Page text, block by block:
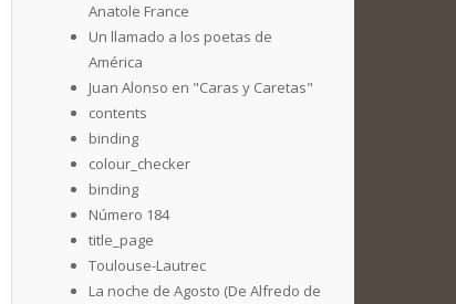
Anatole France
Un llamado a los poetas de
América
Juan Alonso en "Caras y Caretas"
contents
binding
colour_checker
binding
Número 184
title_page
Toulouse-Lautrec
La noche de Agosto (De Alfredo de